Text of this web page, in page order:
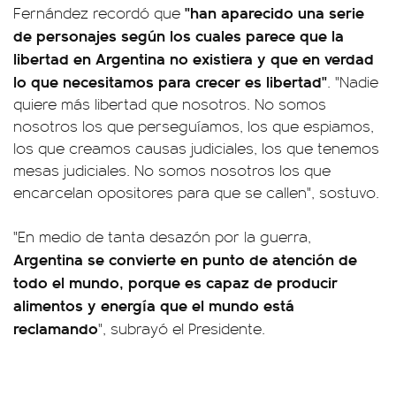
Fernández recordó que "han aparecido una serie
de personajes según los cuales parece que la
libertad en Argentina no existiera y que en verdad
lo que necesitamos para crecer es libertad". "Nadie
quiere más libertad que nosotros. No somos
nosotros los que perseguíamos, los que espiamos,
los que creamos causas judiciales, los que tenemos
mesas judiciales. No somos nosotros los que
encarcelan opositores para que se callen", sostuvo.
"En medio de tanta desazón por la guerra,
Argentina se convierte en punto de atención de
todo el mundo, porque es capaz de producir
alimentos y energía que el mundo está
reclamando", subrayó el Presidente.